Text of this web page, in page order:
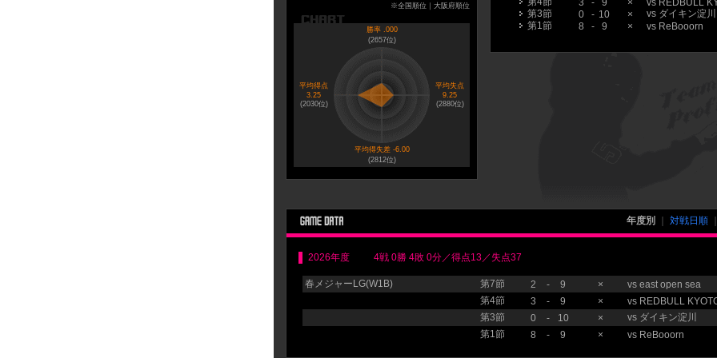
※全国順位｜大阪府順位
勝率 .000
(2657位)
平均得点
3.25
(2030位)
平均失点
9.25
(2880位)
平均得失差 -6.00
(2812位)
第3節
0 - 10 × vs ダイキン淀川
第1節
8 - 9 × vs ReBooorn
年度別 ｜ 対戦日順 ｜
2026年度 4戦 0勝 4敗 0分／得点13／失点37
春メジャーLG(W1B) 第7節 2 - 9 × vs east open sea
第4節
3 - 9 × vs REDBULL
第3節
0 - 10 × vs ダイキン淀川
第1節
8 - 9 × vs ReBooorn